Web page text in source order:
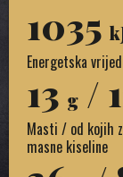
1035
Energetska
13 g /
Masti / od kojih
masne kiseline